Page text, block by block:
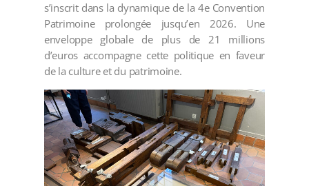
s’inscrit dans la dynamique de la 4e Convention
Patrimoine prolongée jusqu’en 2026. Une
enveloppe globale de plus de 21 millions
d’euros accompagne cette politique en faveur
de la culture et du patrimoine.